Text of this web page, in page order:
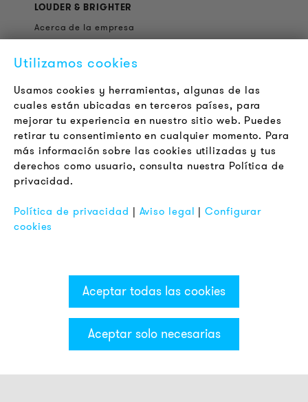
Categorías & Filter
LOUDER & BRIGHTER
Acerca de la empresa
Jobs
Boletín
LEGAL
Terminos y Condiciones Generales
Aviso de Privacidad
Pie de Imprenta
Utilizamos cookies
Usamos cookies y herramientas, algunas de las
cuales están ubicadas en terceros países, para
mejorar tu experiencia en nuestro sitio web. Puedes
retirar tu consentimiento en cualquier momento. Para
más información sobre las cookies utilizadas y tus
derechos como usuario, consulta nuestra Política de
privacidad.
Política de privacidad | Aviso legal |Configurar
cookies
Aceptar todas las cookies
Aceptar solo necesarias